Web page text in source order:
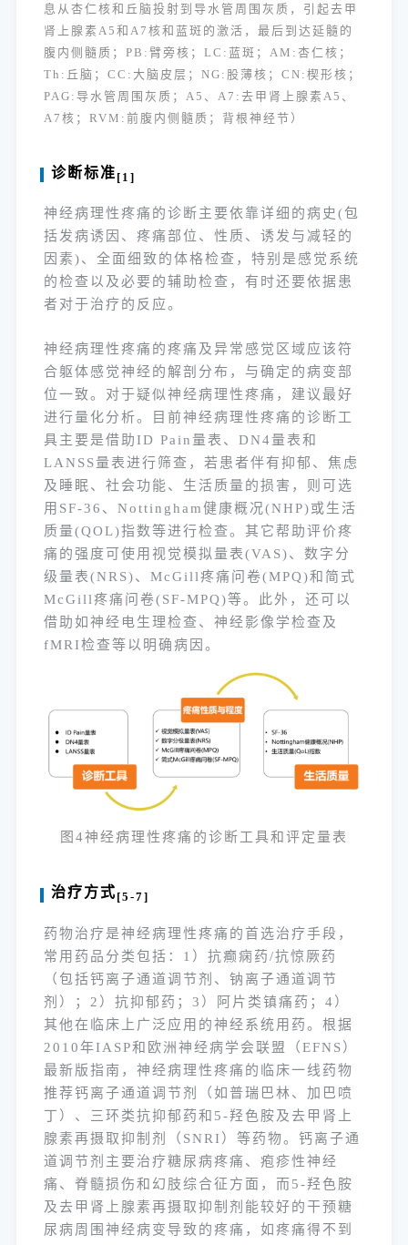
息从杏仁核和丘脑投射到导水管周围灰质，引起去甲
肾上腺素A5和A7核和蓝斑的激活，最后到达延髓的
腹内侧髓质；PB:臂旁核；LC:蓝斑；AM:杏仁核；
Th:丘脑 ；CC:大脑皮层；NG:股薄核；CN:楔形核；
PAG:导水管周围灰质；A5、A7:去甲肾上腺素A5、
A7核；RVM:前腹内侧髓质；背根神经节）
诊断标准 [1]
神经病理性疼痛的诊断主要依靠详细的病史(包
括发病诱因、疼痛部位、性质、诱发与减轻的
因素)、全面细致的体格检查，特别是感觉系统
的检查以及必要的辅助检查，有时还要依据患
者对于治疗的反应。
神经病理性疼痛的疼痛及异常感觉区域应该符
合躯体感觉神经的解剖分布，与确定的病变部
位一致。对于疑似神经病理性疼痛，建议最好
进行量化分析。目前神经病理性疼痛的诊断工
具主要是借助ID Pain量表、DN4量表和
LANSS量表进行筛查，若患者伴有抑郁、焦虑
及睡眠、社会功能、生活质量的损害，则可选
用SF-36、Nottingham健康概况(NHP)或生活
质量(QOL)指数等进行检查。其它帮助评价疼
痛的强度可使用视觉模拟量表(VAS)、数字分
级量表(NRS)、McGill疼痛问卷(MPQ)和简式
McGill疼痛问卷(SF-MPQ)等。此外，还可以
借助如神经电生理检查、神经影像学检查及
fMRI检查等以明确病因。
图4神经病理性疼痛的诊断工具和评定量表
治疗方式 [5-7]
药物治疗是神经病理性疼痛的首选治疗手段，
常用药品分类包括：1）抗癫痫药/抗惊厥药
（包括钙离子通道调节剂、钠离子通道调节
剂）；2）抗抑郁药；3）阿片类镇痛药；4）
其他在临床上广泛应用的神经系统用药。根据
2010年IASP和欧洲神经病学会联盟（EFNS）
最新版指南，神经病理性疼痛的临床一线药物
推荐钙离子通道调节剂（如普瑞巴林、加巴喷
丁）、三环类抗抑郁药和5-羟色胺及去甲肾上
腺素再摄取抑制剂（SNRI）等药物。钙离子通
道调节剂主要治疗糖尿病疼痛、疱疹性神经
痛、脊髓损伤和幻肢综合征方面，而5-羟色胺
及去甲肾上腺素再摄取抑制剂能较好的干预糖
尿病周围神经病变导致的疼痛，如疼痛得不到